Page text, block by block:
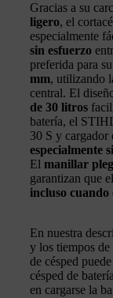
Gracias a su
ligero, el
especialmente
sin esfuerzo
preferida para
mm, utilizando
central. El
de 30 litros
batería, el
30 S y cargador
especialmente
El manillar
garantizan que
incluso cuando
En nuestra
y los tiempos
de césped
césped de
en cargarse la